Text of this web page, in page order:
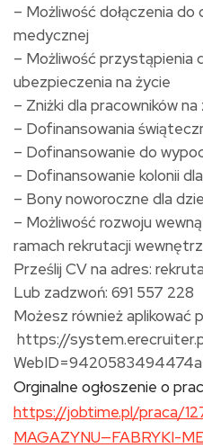
– Możliwość dołączenia
medycznej
– Możliwość przystąpienia
ubezpieczenia na życie
– Zniżki dla pracowników
– Dofinansowania
– Dofinansowanie do
– Dofinansowanie kolonii
– Bony noworoczne dla
– Możliwość rozwoju
ramach rekrutacji
Prześlij CV na adres:
Lub zadzwoń: 691 557 228
Możesz również aplikować
https://
Orginalne ogłoszenie o
https://jobtime.pl/praca/
MAGAZYNU—FABRYKI-